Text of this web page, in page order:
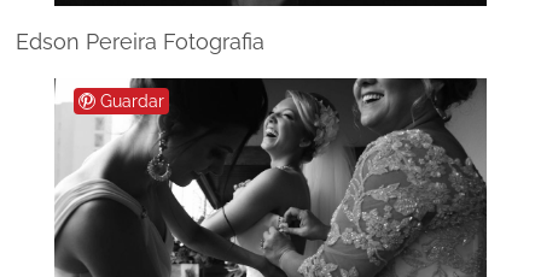
Edson Pereira Fotografia
Guardar